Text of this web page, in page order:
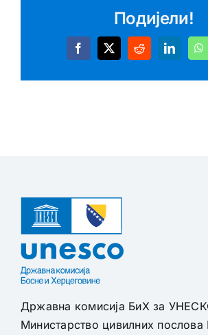
Подијели!
Facebook
X RedditLinkedIn
Државна комисија БиХ за
Министарство цивилних послова